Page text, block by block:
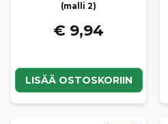
(malli 2)
€ 9,94
LISÄÄ OSTOSKORIIN